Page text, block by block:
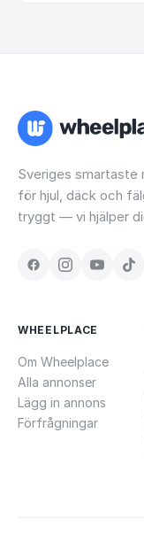
Sveriges smartaste
för hjul, däck och
tryggt — vi hjälper
WHEELPLACE
Om Wheelplace
Alla annonser
Lägg in annons
Förfrågningar